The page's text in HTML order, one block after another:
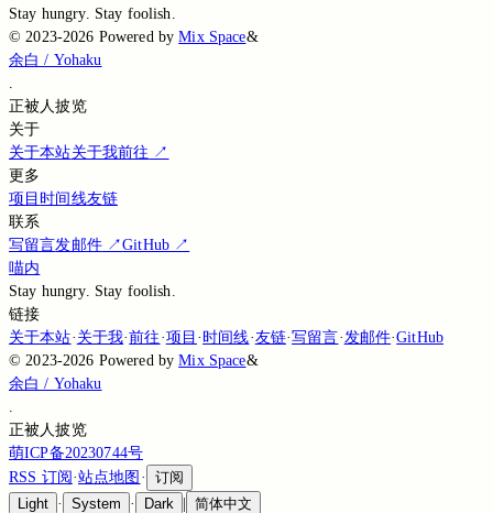
Stay hungry. Stay foolish.
© 2023-2026 Powered by Mix Space&
余白 / Yohaku
正被 人披览
关于
关于本站关于我前往 ↗
更多
项目 时间线友链
联系
写留言发邮件↗GitHub↗
喵内
Stay hungry. Stay foolish.
链接
关于本站· 关于我·前往 ·项目 · 时间线·友链·写留言· 发邮件·GitHub
© 2023-2026 Powered by Mix Space&
余白 / Yohaku
正被 人披览
萌ICP备20230744号
RSS 订阅·站点地图 ·
订阅
Light · System · Dark | 简体中文